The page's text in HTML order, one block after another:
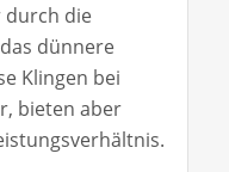
durch die
dünnere
Klingen bei
bieten aber